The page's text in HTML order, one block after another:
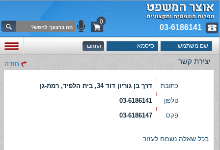
03-6186141
0
יצירת קשר חזרה
כתובת
דרך בן גוריון דוד 34, בית הלפיד, רמת-גן
טלפון
03-6186141
פקס
03-6186147
בכל שאלה נשמח לעזור.